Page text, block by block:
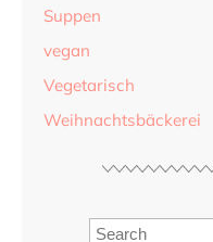
Suppen
vegan
Vegetarisch
Weihnachtsbäckerei